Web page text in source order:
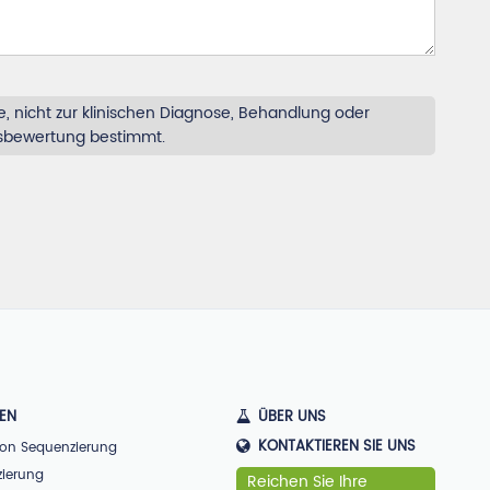
nicht zur klinischen Diagnose, Behandlung oder
bestimmt.
Sequenzierung
ÜBER UNS
KONTAKTIEREN SIE UNS
Reichen Sie Ihre